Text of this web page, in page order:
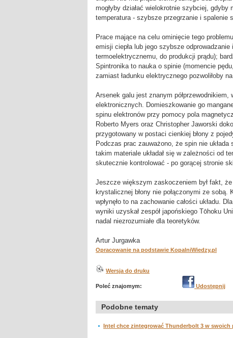
mogłyby działać wielokrotnie szybciej,
temperatura - szybsze przegrzanie i spalenie
Prace mające na celu ominięcie tego
emisji ciepła lub jego szybsze
termoelektrycznemu, do produkcji prądu);
Spintronika to nauka o spinie (momencie
zamiast ładunku elektrycznego pozwoliłoby
Arsenek galu jest znanym
elektronicznych. Domieszkowanie go
spinu elektronów przy pomocy pola
Roberto Myers oraz Christopher Jaworski
przygotowany w postaci cienkiej błony z
Podczas prac zauważono, że spin nie
takim materiale układał się w zależności od
skutecznie kontrolować - po gorącej stronie
Jeszcze większym zaskoczeniem był fakt,
krystalicznej błony nie połączonymi ze sobą.
wpłynęło to na zachowanie całości układu.
wyniki uzyskał zespół japońskiego Tōhoku
nadal niezrozumiałe dla teoretyków.
Artur Jurgawka
Opracowanie na podstawie KopalniWiedzy.pl
Wersja do druku
Poleć znajomym: Udostępnij
Podobne tematy
Intel chce zintegrować Thunderbolt 3 w swoich